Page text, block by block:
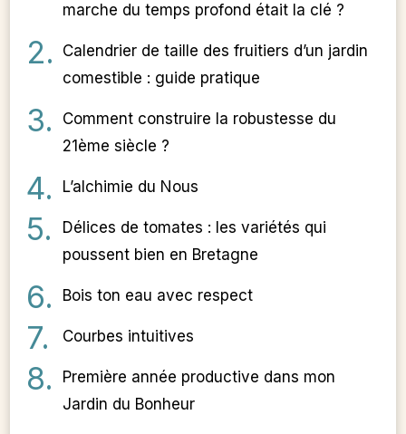
marche du temps profond était la clé ?
Calendrier de taille des fruitiers d’un jardin
comestible : guide pratique
Comment construire la robustesse du
21ème siècle ?
L’alchimie du Nous
Délices de tomates : les variétés qui
poussent bien en Bretagne
Bois ton eau avec respect
Courbes intuitives
Première année productive dans mon
Jardin du Bonheur